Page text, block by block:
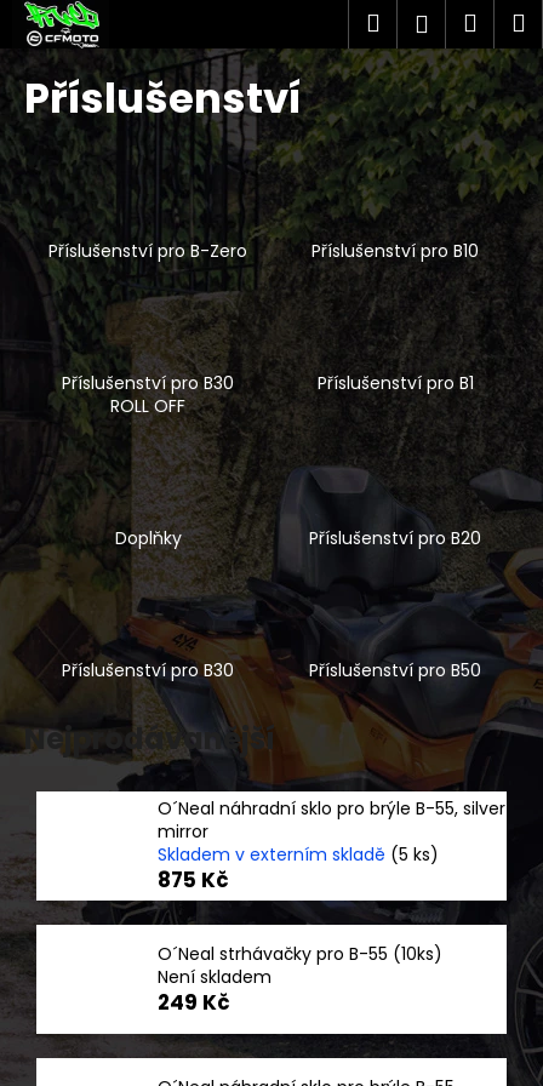
Přejít
obsah
Hledat
košík
Příslušenství
Příslušenství pro B-Zero Příslušenství pro B10
Příslušenství pro B30
ROLL OFF
Příslušenství pro B1
Doplňky Příslušenství pro B20
Příslušenství pro B30 Příslušenství pro B50
Nejprodávanější
O´Neal náhradní sklo pro brýle B-55, silver
mirror
Skladem v externím skladě (5 ks)
875 Kč
O´Neal strhávačky pro B-55 (10ks)
Není skladem
249 Kč
o
š
k
Zpět
Zpět
C
o
p
o
t
j
e
n
a
í
t
D
o
p
o
u